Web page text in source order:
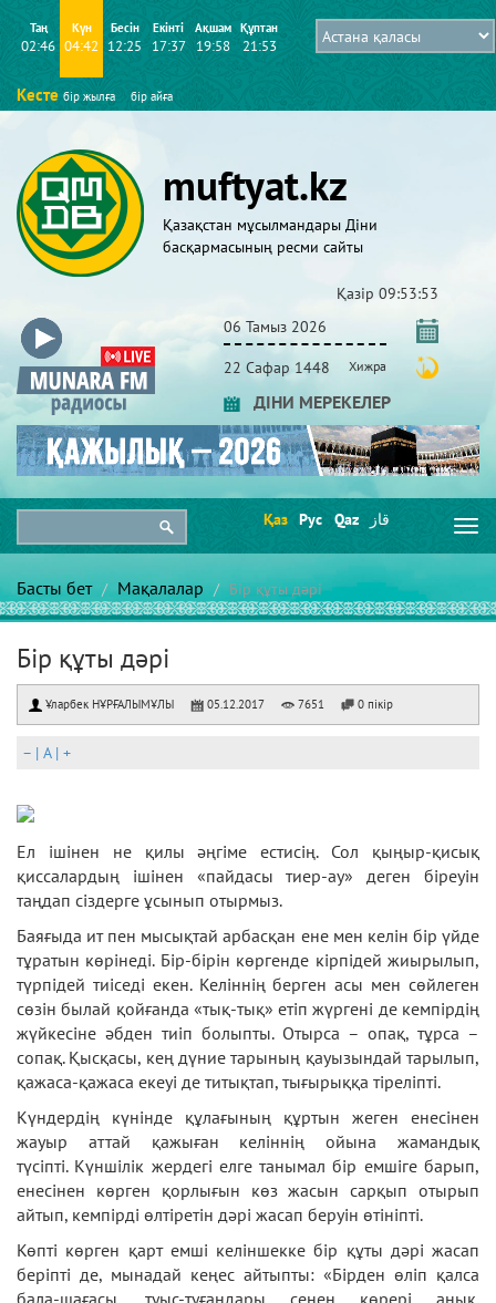
Таң
02:46
Күн
04:42
Бесін
12:25
Екінті
17:37
Ақшам
19:58
Құптан
21:53
Кесте бір жылға бір айға
muftyat.kz
Қазақстан мұсылмандары Діни
басқармасының ресми сайты
Қазір 09:53:53
06 Тамыз 2026
22 Сафар 1448 Хижра
ДІНИ МЕРЕКЕЛЕР
Қаз Рус Qaz قاز
Басты бет Мақалалар Бір құты дәрі
Бір құты дәрі
Ұларбек НҰРҒАЛЫМҰЛЫ 05.12.2017 7651 0 пікір
– | A| +
Ел ішінен не қилы әңгіме естисің. Сол қыңыр-қисық
қиссалардың ішінен «пайдасы тиер-ау» деген біреуін
таңдап сіздерге ұсынып отырмыз.
Баяғыда ит пен мысықтай арбасқан ене мен келін бір үйде
тұратын көрінеді. Бір-бірін көргенде кірпідей жиырылып,
түрпідей тиіседі екен. Келіннің берген асы мен сөйлеген
сөзін былай қойғанда «тық-тық» етіп жүргені де кемпірдің
жүйкесіне әбден тиіп болыпты. Отырса – опақ, тұрса –
сопақ. Қысқасы, кең дүние тарының қауызындай тарылып,
қажаса-қажаса екеуі де титықтап, тығырыққа тіреліпті.
Күндердің күнінде құлағының құртын жеген енесінен
жауыр аттай қажыған келіннің ойына жамандық
түсіпті. Күншілік жердегі елге танымал бір емшіге барып,
енесінен көрген қорлығын көз жасын сарқып отырып
айтып, кемпірді өлтіретін дәрі жасап беруін өтініпті.
Көпті көрген қарт емші келіншекке бір құты дәрі жасап
беріпті де, мынадай кеңес айтыпты: «Бірден өліп қалса
бала-шағасы, туыс-туғандары сенен көрері анық.